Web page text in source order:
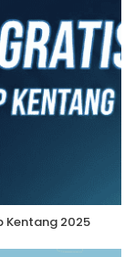
Kentang 2025